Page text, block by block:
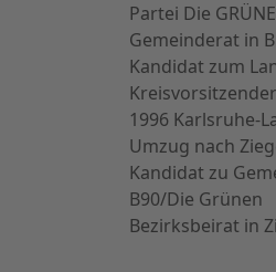
Partei Die
Gemeinderat in
Kandidat zum
1996 Karlsruhe-
Umzug nach
Kandidat zu
B90/Die Grünen
Bezirksbeirat in